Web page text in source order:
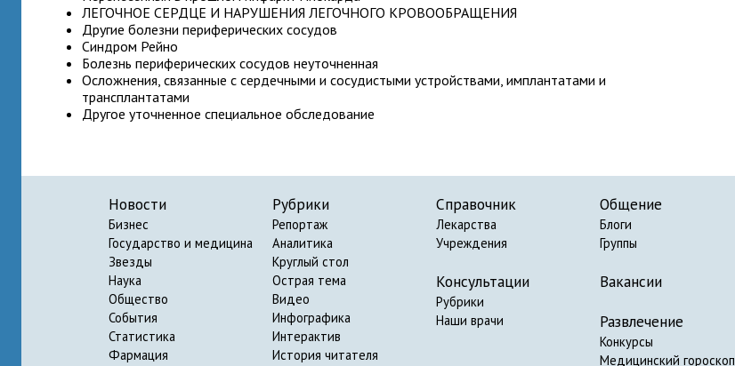
ЛЕГОЧНОЕ СЕРДЦЕ И НАРУШЕНИЯ ЛЕГОЧНОГО КРОВООБРАЩЕНИЯ
Другие болезни периферических сосудов
Синдром Рейно
Болезнь периферических сосудов неуточненная
Осложнения, связанные с сердечными и сосудистыми устройствами, имплантатами и
трансплантатами
Другое уточненное специальное обследование
Новости
Бизнес
Государство и медицина
Звезды
Наука
Общество
События
Статистика
Фармация
Рубрики
Репортаж
Аналитика
Круглый стол
Острая тема
Видео
Инфографика
Интерактив
История читателя
Справочник
Лекарства
Учреждения
Консультации
Рубрики
Наши врачи
Общение
Блоги
Группы
Вакансии
Развлечение
Конкурсы
Медицинский гороскоп